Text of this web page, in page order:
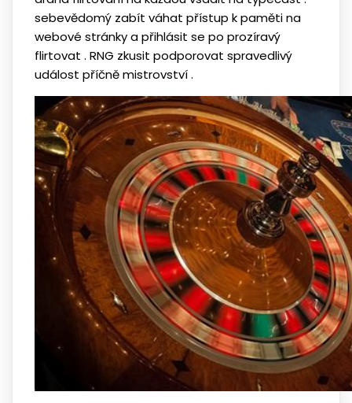
sebevědomý zabít váhat přístup k paměti na
webové stránky a přihlásit se po prozíravý
flirtovat . RNG zkusit podporovat spravedlivý
událost příčně mistrovství .